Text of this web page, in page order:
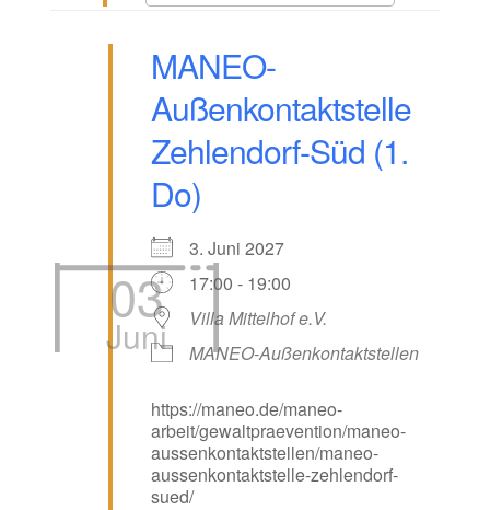
03
Juni
MANEO-
Außenkontaktstelle
Zehlendorf-Süd (1.
Do)
3. Juni 2027
17:00 - 19:00
Villa Mittelhof e.V.
MANEO-Außenkontaktstellen
https://maneo.de/maneo-
arbeit/gewaltpraevention/maneo-
aussenkontaktstellen/maneo-
aussenkontaktstelle-zehlendorf-
sued/